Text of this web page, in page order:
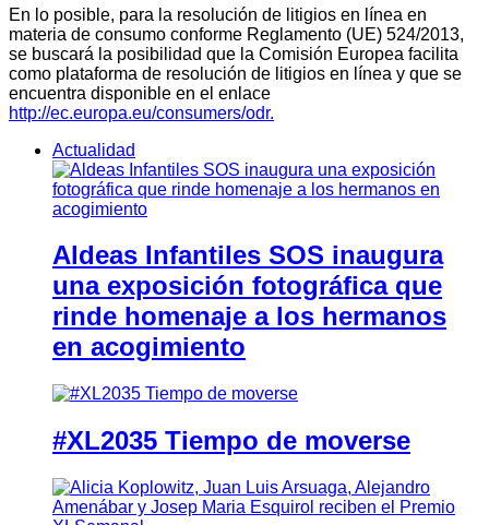
En lo posible, para la resolución de litigios en línea en
materia de consumo conforme Reglamento (UE) 524/2013,
se buscará la posibilidad que la Comisión Europea facilita
como plataforma de resolución de litigios en línea y que se
encuentra disponible en el enlace
http://ec.europa.eu/consumers/odr.
Actualidad
Aldeas Infantiles SOS inaugura
una exposición fotográfica que
rinde homenaje a los hermanos
en acogimiento
#XL2035 Tiempo de moverse